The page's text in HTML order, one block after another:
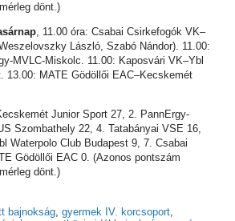
dönt.)
, 11.00 óra: Csabai Csirkefogók VK–
László, Szabó Nándor). 11.00:
MVLC-Miskolc. 11.00: Kaposvári VK–Ybl
13.00: MATE Gödöllői EAC–Kecskemét
Junior Sport 27, 2. PannErgy-
Szombathely 22, 4. Tatabányai VSE 16,
Waterpolo Club Budapest 9, 7. Csabai
Gödöllői EAC 0. (Azonos pontszám
dönt.)
bajnokság, gyermek IV. korcsoport,